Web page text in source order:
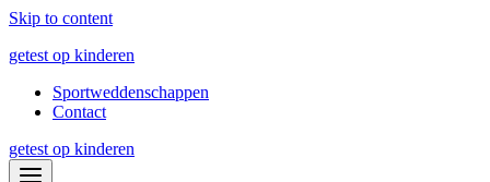
Skip to content
getest op kinderen
Sportweddenschappen
Contact
getest op kinderen